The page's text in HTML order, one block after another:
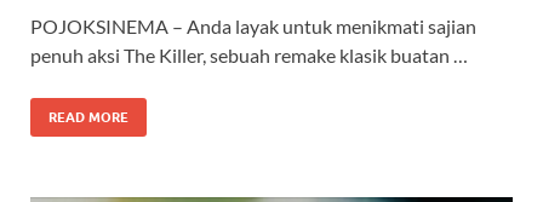
POJOKSINEMA – Anda layak untuk menikmati sajian
penuh aksi The Killer, sebuah remake klasik buatan …
READ MORE